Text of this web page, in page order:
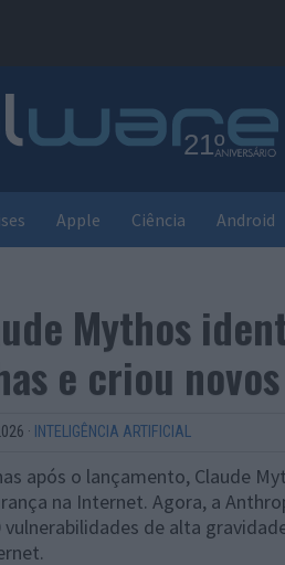
Apple Ciência Android
Mythos
e criou
· INTELIGÊNCIA ARTIFICIAL
após o lançamento, Claude
na Internet. Agora, a
vulnerabilidades de alta